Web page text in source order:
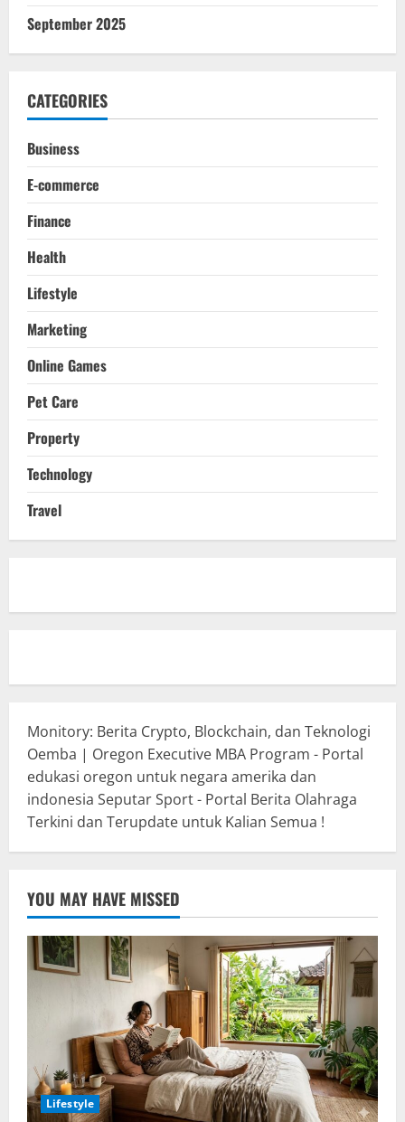
September 2025
CATEGORIES
Business
E-commerce
Finance
Health
Lifestyle
Marketing
Online Games
Pet Care
Property
Technology
Travel
Monitory: Berita Crypto, Blockchain, dan Teknologi
Oemba | Oregon Executive MBA Program - Portal
edukasi oregon untuk negara amerika dan
indonesia Seputar Sport - Portal Berita Olahraga
Terkini dan Terupdate untuk Kalian Semua !
YOU MAY HAVE MISSED
Lifestyle